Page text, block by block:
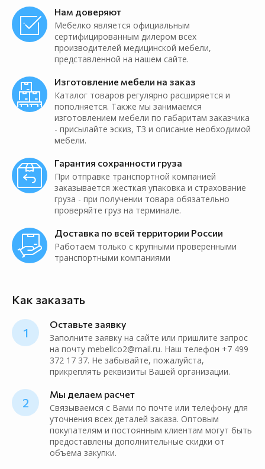
Нам доверяют
Мебелко является официальным
сертифицированным дилером всех
производителей медицинской мебели,
представленной на нашем сайте.
Изготовление мебели на заказ
Каталог товаров регулярно расширяется и
пополняется. Также мы занимаемся
изготовлением мебели по габаритам заказчика
- присылайте эскиз, ТЗ и описание необходимой
мебели.
Гарантия сохранности груза
При отправке транспортной компанией
заказывается жесткая упаковка и страхование
груза - при получении товара обязательно
проверяйте груз на терминале.
Доставка по всей территории России
Работаем только с крупными проверенными
транспортными компаниями
Как заказать
1
Оставьте заявку
Заполните заявку на сайте или пришлите запрос
на почту mebellco2@mail.ru. Наш телефон +7 499
372 17 37. Не забывайте, пожалуйста,
прикреплять реквизиты Вашей организации.
2
Мы делаем расчет
Связываемся с Вами по почте или телефону для
уточнения всех деталей заказа. Оптовым
покупателям и постоянным клиентам могут быть
предоставлены дополнительные скидки от
объема закупки.